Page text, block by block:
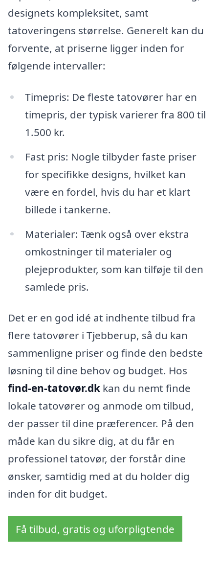
designets kompleksitet, samt
tatoveringens størrelse. Generelt kan du
forvente, at priserne ligger inden for
følgende intervaller:
Timepris: De fleste tatovører har en
timepris, der typisk varierer fra 800 til
1.500 kr.
Fast pris: Nogle tilbyder faste priser
for specifikke designs, hvilket kan
være en fordel, hvis du har et klart
billede i tankerne.
Materialer: Tænk også over ekstra
omkostninger til materialer og
plejeprodukter, som kan tilføje til den
samlede pris.
Det er en god idé at indhente tilbud fra
flere tatovører i Tjebberup, så du kan
sammenligne priser og finde den bedste
løsning til dine behov og budget. Hos
find-en-tatovør.dk kan du nemt finde
lokale tatovører og anmode om tilbud,
der passer til dine præferencer. På den
måde kan du sikre dig, at du får en
professionel tatovør, der forstår dine
ønsker, samtidig med at du holder dig
inden for dit budget.
Få tilbud, gratis og uforpligtende